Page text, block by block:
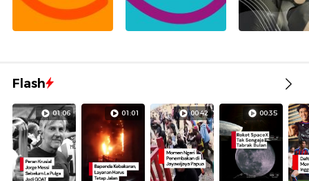
Flash
01:06 01:01 00:42 00:35